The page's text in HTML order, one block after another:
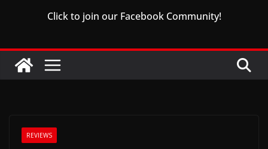
Click to join our Facebook Community!
REVIEWS